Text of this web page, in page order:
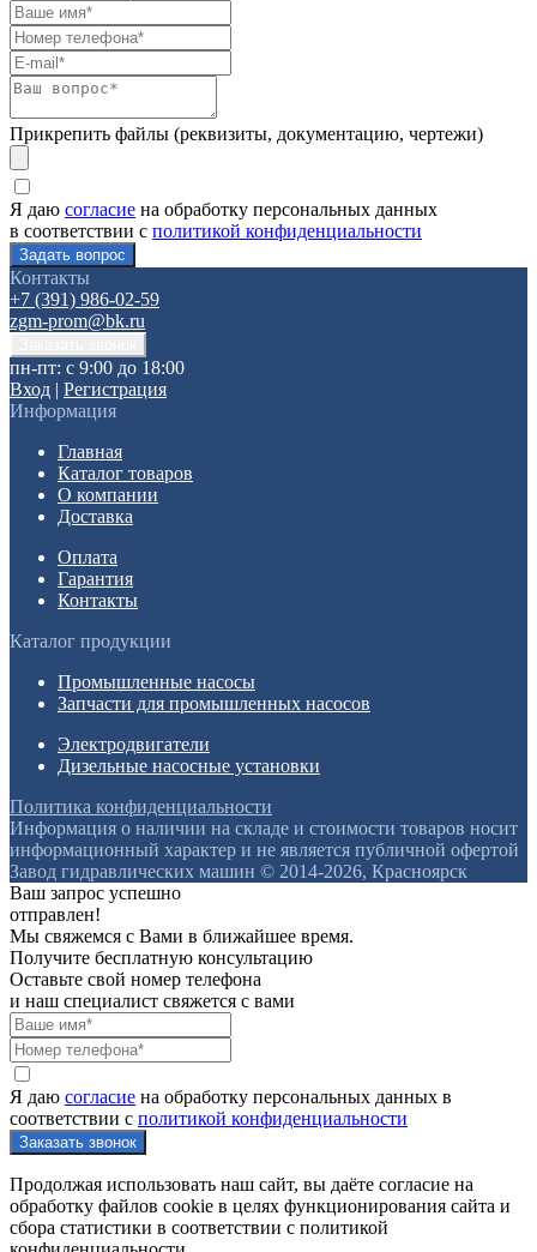
Прикрепить файлы (реквизиты, документацию, чертежи)
Я даю согласие на обработку персональных данных
в соответствии с политикой конфиденциальности
Контакты
+7 (391) 986-02-59
zgm-prom@bk.ru
пн-пт: с 9:00 до 18:00
Вход | Регистрация
Информация
Главная
Каталог товаров
О компании
Доставка
Оплата
Гарантия
Контакты
Каталог продукции
Промышленные насосы
Запчасти для промышленных насосов
Электродвигатели
Дизельные насосные установки
Политика конфиденциальности
Информация о наличии на складе и стоимости товаров носит
информационный характер и не является публичной офертой
Завод гидравлических машин © 2014-2026, Красноярск
Ваш запрос успешно
отправлен!
Мы свяжемся с Вами в ближайшее время.
Получите бесплатную консультацию
Оставьте свой номер телефона
и наш специалист свяжется с вами
Я даю согласие на обработку персональных данных в
соответствии с политикой конфиденциальности
Продолжая использовать наш сайт, вы даёте согласие на
обработку файлов cookie в целях функционирования сайта и
сбора статистики в соответствии с политикой